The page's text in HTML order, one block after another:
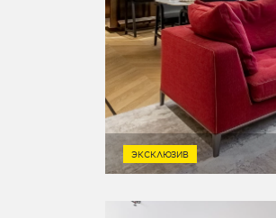
ЭКСКЛЮЗИВ